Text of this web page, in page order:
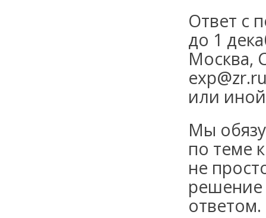
Ответ с
до 1
Москва,
или
Мы
по теме
не
решение
ответом.